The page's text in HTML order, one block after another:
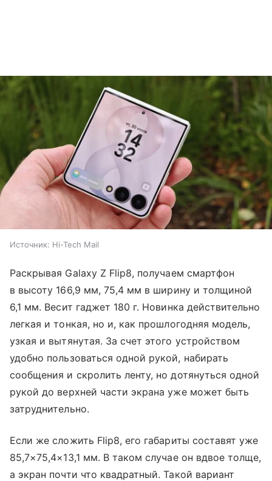
Источник: Hi-Tech Mail
Раскрывая Galaxy Z Flip8, получаем смартфон
в высоту 166,9 мм, 75,4 мм в ширину и толщиной
6,1 мм. Весит гаджет 180 г. Новинка действительно
легкая и тонкая, но и, как прошлогодняя модель,
узкая и вытянутая. За счет этого устройством
удобно пользоваться одной рукой, набирать
сообщения и скролить ленту, но дотянуться одной
рукой до верхней части экрана уже может быть
затруднительно.
Если же сложить Flip8, его габариты составят уже
85,7×75,4×13,1 мм. В таком случае он вдвое толще,
а экран почти что квадратный. Такой вариант